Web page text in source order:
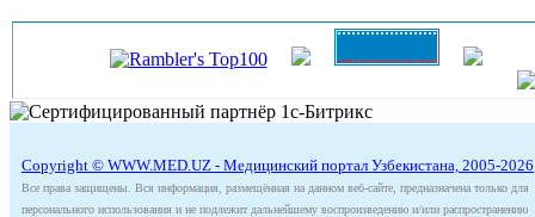
Copyright © WWW.MED.UZ - Медицинский портал Узбекистана, 2005-2026
Все права защищены. Вся информация, размещённая на данном веб-сайте, предназначена только для
персонального использования и не подлежит дальнейшему воспроизведению и/или распространению